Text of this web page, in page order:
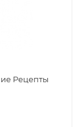
Рецепты